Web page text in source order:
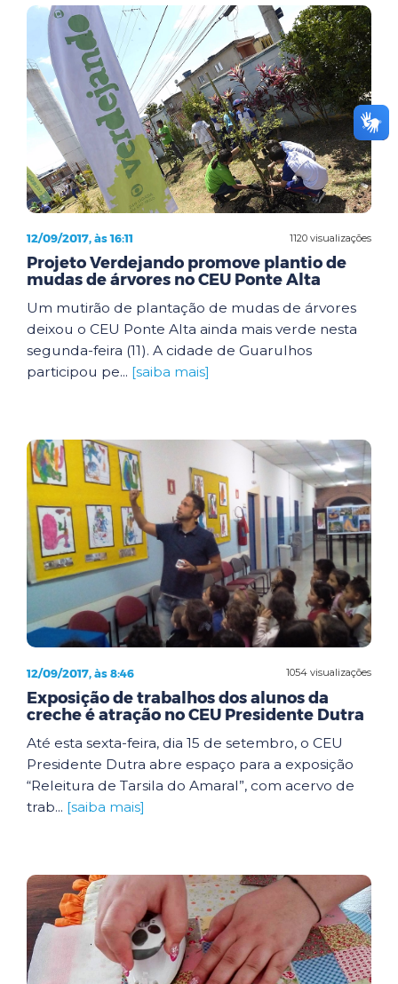
1120 visualizações
12/09/2017, às 16:11
Projeto Verdejando promove plantio de
mudas de árvores no CEU Ponte Alta
Um mutirão de plantação de mudas de árvores
deixou o CEU Ponte Alta ainda mais verde nesta
segunda-feira (11). A cidade de Guarulhos
participou pe... [saiba mais]
1054 visualizações
12/09/2017, às 8:46
Exposição de trabalhos dos alunos da
creche é atração no CEU Presidente Dutra
Até esta sexta-feira, dia 15 de setembro, o CEU
Presidente Dutra abre espaço para a exposição
“Releitura de Tarsila do Amaral”, com acervo de
trab... [saiba mais]